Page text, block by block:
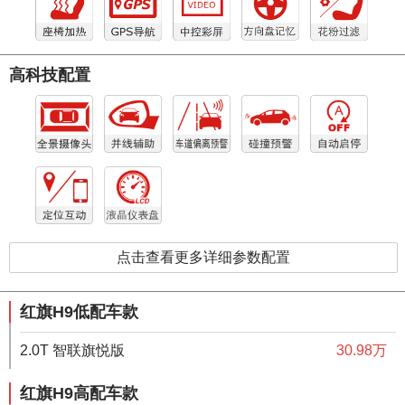
高科技配置
点击查看更多详细参数配置
红旗H9低配车款
2.0T 智联旗悦版 30.98万
红旗H9高配车款